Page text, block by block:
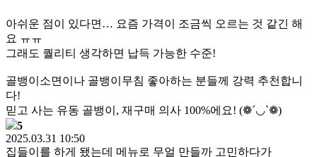
아쉬운 점이 있다면… 요즘 가격이 조금씩 오르는 것 같긴 해
요 ㅠㅠ
그래도 퀄리티 생각하면 납득 가능한 수준!
골뱅이소면이나 골뱅이무침 좋아하는 분들께 강력 추천합니
다!
믿고 사는 유동 골뱅이, 재구매 의사 100%에요! (❁´◡`❁)
5
2025.03.31 10:50
집들이를 하게 됐는데 메뉴로 무얼 만들까 고민하다가